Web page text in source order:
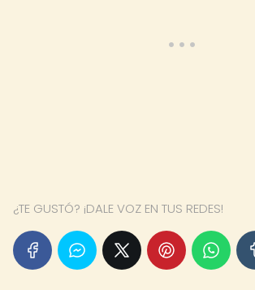
¿TE GUSTÓ? ¡DALE VOZ EN TUS REDES!